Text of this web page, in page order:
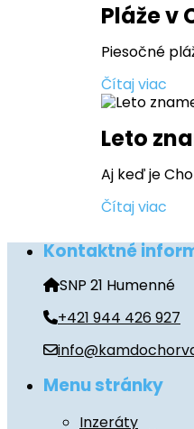
Pláže v
Piesočné
Čítaj viac
Leto
Aj keď je
Čítaj viac
Kontaktné
SNP 21 Humenné
+421 944 426 927
Menu stránky
Inzeráty